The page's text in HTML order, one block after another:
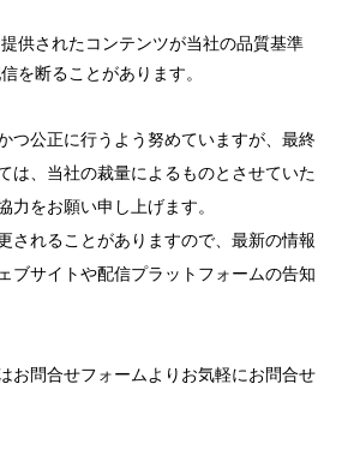
提供されたコンテンツが当社の品質基準
を断ることがあります。
つ公正に行うよう努めていますが、最終
は、当社の裁量によるものとさせていた
力をお願い申し上げます。
されることがありますので、最新の情報
ブサイトや配信プラットフォームの告知
お問合せフォームよりお気軽にお問合せ